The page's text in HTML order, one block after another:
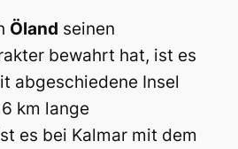
Öland seinen
bewahrt hat, ist es
abgeschiedene Insel
km lange
es bei Kalmar mit dem